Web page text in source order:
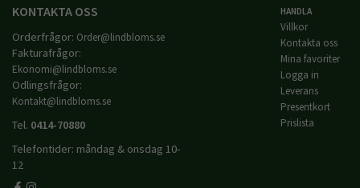
KONTAKTA OSS
Orderfrågor: Order@lindbloms.se
Fakturafrågor:
Ekonomi@lindbloms.se
Odlingsfrågor:
Kontakt@lindbloms.se
Tel. 0414-70880
Telefontider: måndag & onsdag 10-
12
HANDLA
Villkor
Kontakta oss
Mina favoriter
Logga in
Leverans
Presentkort
Prislista